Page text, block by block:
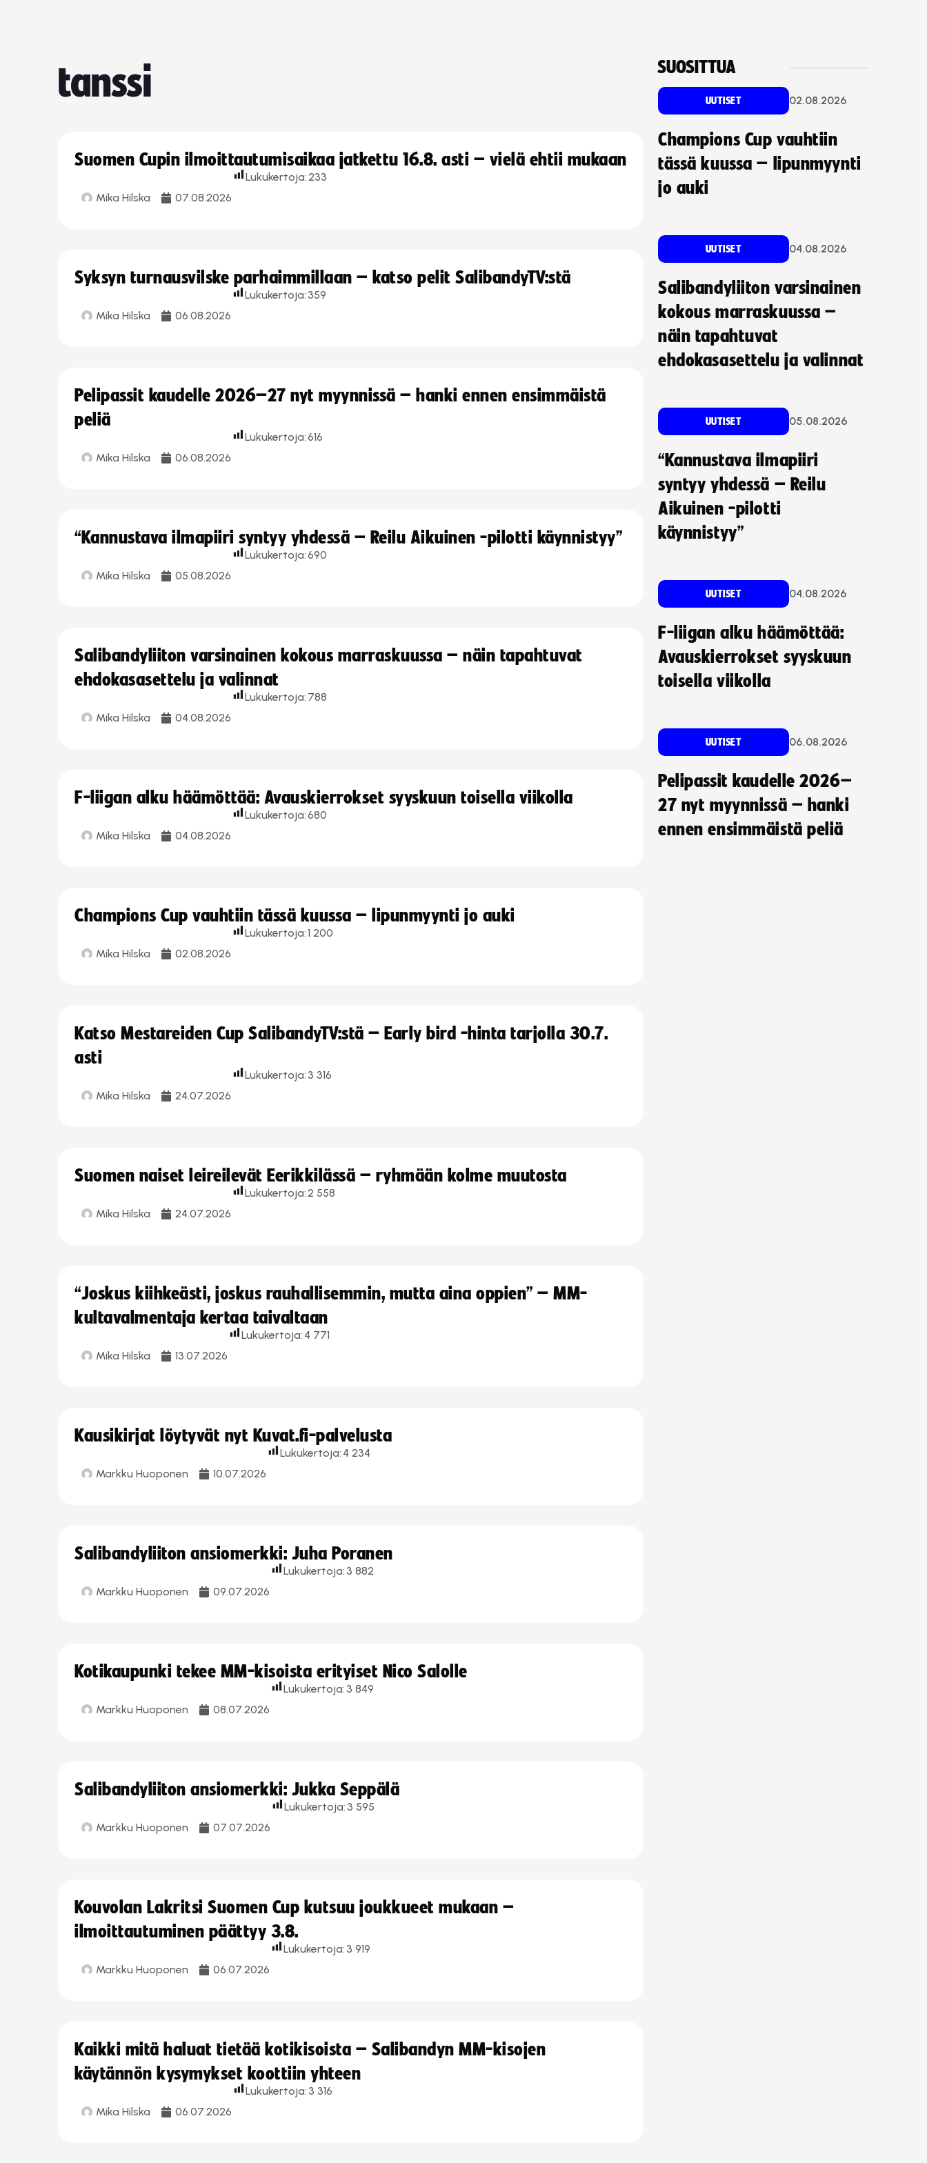
tanssi
Suomen Cupin ilmoittautumisaikaa jatkettu 16.8. asti – vielä ehtii mukaan
Mika Hilska 07.08.2026
Lukukertoja:233
Syksyn turnausvilske parhaimmillaan – katso pelit SalibandyTV:stä
Mika Hilska 06.08.2026
Lukukertoja: 359
Pelipassit kaudelle 2026–27 nyt myynnissä – hanki ennen ensimmäistä
peliä
Mika Hilska 06.08.2026
Lukukertoja:616
“Kannustava ilmapiiri syntyy yhdessä – Reilu Aikuinen -pilotti käynnistyy”
Mika Hilska 05.08.2026
Lukukertoja:690
Salibandyliiton varsinainen kokous marraskuussa – näin tapahtuvat
ehdokasasettelu ja valinnat
Mika Hilska 04.08.2026
Lukukertoja: 788
F-liigan alku häämöttää: Avauskierrokset syyskuun toisella viikolla
Mika Hilska 04.08.2026
Lukukertoja:680
Champions Cup vauhtiin tässä kuussa – lipunmyynti jo auki
Mika Hilska 02.08.2026
Lukukertoja:1 200
Katso Mestareiden Cup SalibandyTV:stä – Early bird -hinta tarjolla 30.7.
asti
Mika Hilska 24.07.2026
Lukukertoja: 3 316
Suomen naiset leireilevät Eerikkilässä – ryhmään kolme muutosta
Mika Hilska 24.07.2026
Lukukertoja:2 558
“Joskus kiihkeästi, joskus rauhallisemmin, mutta aina oppien” – MM-
kultavalmentaja kertaa taivaltaan
Mika Hilska 13.07.2026
Lukukertoja: 4 771
Kausikirjat löytyvät nyt Kuvat.fi-palvelusta
Markku Huoponen 10.07.2026
Lukukertoja: 4 234
Salibandyliiton ansiomerkki: Juha Poranen
Markku Huoponen 09.07.2026
Lukukertoja: 3 882
Kotikaupunki tekee MM-kisoista erityiset Nico Salolle
Markku Huoponen 08.07.2026
Lukukertoja: 3 849
Salibandyliiton ansiomerkki: Jukka Seppälä
Markku Huoponen 07.07.2026
Lukukertoja: 3 595
Kouvolan Lakritsi Suomen Cup kutsuu joukkueet mukaan –
ilmoittautuminen päättyy 3.8.
Markku Huoponen 06.07.2026
Lukukertoja: 3 919
Kaikki mitä haluat tietää kotikisoista – Salibandyn MM-kisojen
käytännön kysymykset koottiin yhteen
Mika Hilska 06.07.2026
Lukukertoja: 3 316
SUOSITTUA
UUTISET 02.08.2026
Champions Cup vauhtiin
tässä kuussa – lipunmyynti
jo auki
UUTISET 04.08.2026
Salibandyliiton varsinainen
kokous marraskuussa –
näin tapahtuvat
ehdokasasettelu ja valinnat
UUTISET 05.08.2026
“Kannustava ilmapiiri
syntyy yhdessä – Reilu
Aikuinen -pilotti
käynnistyy”
UUTISET 04.08.2026
F-liigan alku häämöttää:
Avauskierrokset syyskuun
toisella viikolla
UUTISET 06.08.2026
Pelipassit kaudelle 2026–
27 nyt myynnissä – hanki
ennen ensimmäistä peliä